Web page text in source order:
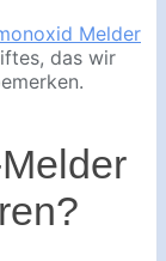
Melder
das wir